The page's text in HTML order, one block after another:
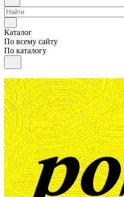
Каталог
По всему сайту
По каталогу